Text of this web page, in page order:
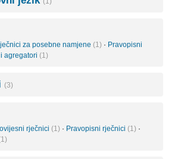
za posebne namjene (1) · Pravopisni
agregatori (1)
(3)
rječnici (1) · Pravopisni rječnici (1) ·